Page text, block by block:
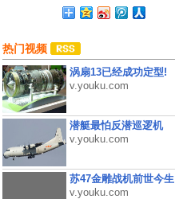
热门视频
涡扇13已经成功定型!
v.youku.com
潜艇最怕反潜巡逻机
v.youku.com
苏47金雕战机前世今生
v.youku.com